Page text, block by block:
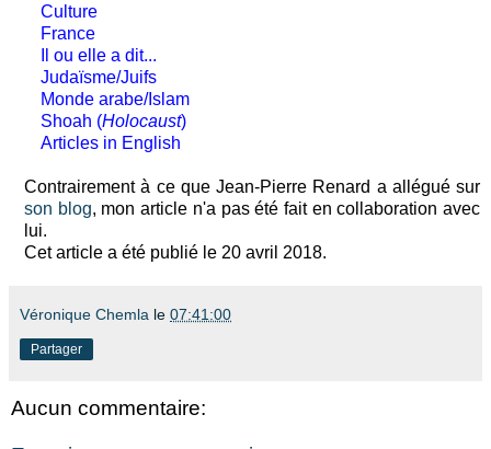
Culture
France
Il ou elle a dit...
Judaïsme/Juifs
Monde arabe/Islam
Shoah (Holocaust)
Articles in English
Contrairement à ce que Jean-Pierre Renard a allégué sur
son blog, mon article n'a pas été fait en collaboration avec
lui.
Cet article a été publié le 20 avril 2018.
Véronique Chemla le 07:41:00
Partager
Aucun commentaire: